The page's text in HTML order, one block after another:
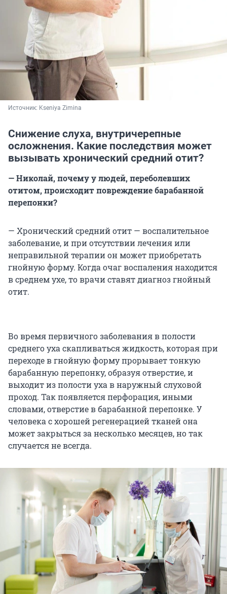
Источник: Kseniya Zimina
Снижение слуха, внутричерепные
осложнения. Какие последствия может
вызывать хронический средний отит?
— Николай, почему у людей, переболевших
отитом, происходит повреждение барабанной
перепонки?
— Хронический средний отит — воспалительное
заболевание, и при отсутствии лечения или
неправильной терапии он может приобретать
гнойную форму. Когда очаг воспаления находится
в среднем ухе, то врачи ставят диагноз гнойный
отит.
Во время первичного заболевания в полости
среднего уха скапливаться жидкость, которая при
переходе в гнойную форму прорывает тонкую
барабанную перепонку, образуя отверстие, и
выходит из полости уха в наружный слуховой
проход. Так появляется перфорация, иными
словами, отверстие в барабанной перепонке. У
человека с хорошей регенерацией тканей она
может закрыться за несколько месяцев, но так
случается не всегда.